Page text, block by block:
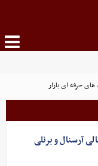
حرفه ای بازار
آرسنال و برنلی